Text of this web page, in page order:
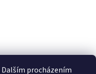
procházením
a fotovoltaiku